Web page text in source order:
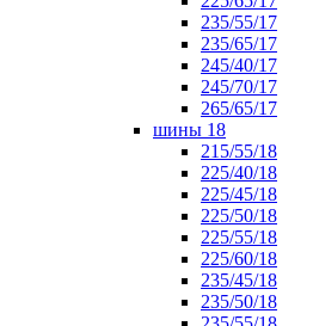
235/55/17
235/65/17
245/40/17
245/70/17
265/65/17
шины 18
215/55/18
225/40/18
225/45/18
225/50/18
225/55/18
225/60/18
235/45/18
235/50/18